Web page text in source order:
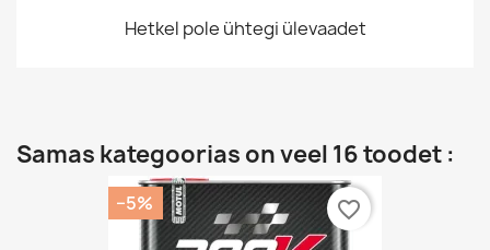
Hetkel pole ühtegi ülevaadet
Samas kategoorias on veel 16 toodet :
−5% favorite_border